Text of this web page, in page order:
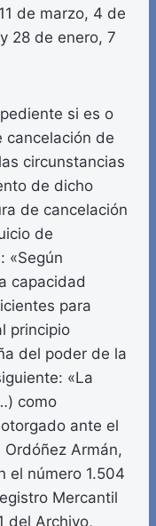
de marzo, 4 de
28 de enero, 7
si es o
cancelación de
circunstancias
de dicho
de cancelación
de
«Según
capacidad
para
principio
del poder de la
«La
como
ante el
Armán,
el número 1.504
Mercantil
del Archivo,